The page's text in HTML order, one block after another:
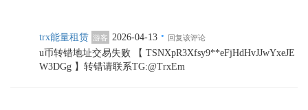
trx能量租赁 游客 2026-04-13 · 回复该评论
u币转错地址交易失败 【 TSNXpR3Xfsy9**eFjHdHvJJwYxeJE
W3DGg 】转错请联系TG:@TrxEm